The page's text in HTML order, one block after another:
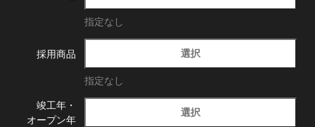
指定なし
採用商品 選択
指定なし
竣工年・
オープン年
選択